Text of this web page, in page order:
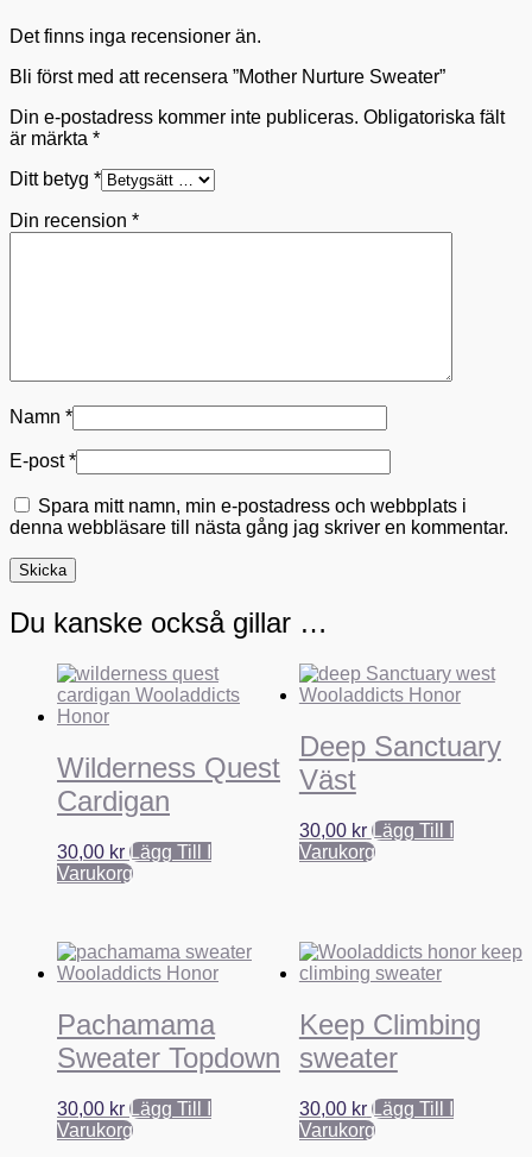
Det finns inga recensioner än.
Bli först med att recensera ”Mother Nurture Sweater”
Din e-postadress kommer inte publiceras. Obligatoriska fält
är märkta *
Ditt betyg *
Din recension *
Namn *
E-post*
Spara mitt namn, min e-postadress och webbplats i
denna webbläsare till nästa gång jag skriver en kommentar.
Du kanske också gillar …
Wilderness Quest
Cardigan
30,00 kr Lägg Till I
Varukorg
Deep Sanctuary
Väst
30,00 kr Lägg Till I
Varukorg
Pachamama
Sweater Topdown
30,00 kr Lägg Till I
Varukorg
Keep Climbing
sweater
30,00 kr Lägg Till I
Varukorg